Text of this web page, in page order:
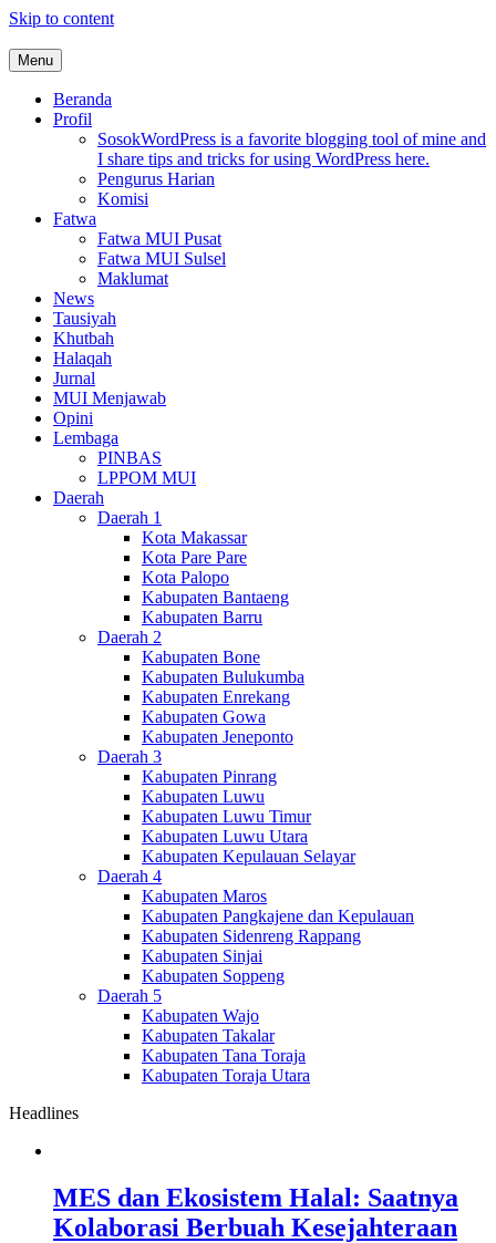
Skip to content
MUI Sulawesi Selatan
Khadimul Ummah wa Shadiqul Hukuuma
Menu
Beranda
Profil
SosokWordPress is a favorite blogging tool of mine and
I share tips and tricks for using WordPress here.
Pengurus Harian
Komisi
Fatwa
Fatwa MUI Pusat
Fatwa MUI Sulsel
Maklumat
News
Tausiyah
Khutbah
Halaqah
Jurnal
MUI Menjawab
Opini
Lembaga
PINBAS
LPPOM MUI
Daerah
Daerah 1
Kota Makassar
Kota Pare Pare
Kota Palopo
Kabupaten Bantaeng
Kabupaten Barru
Daerah 2
Kabupaten Bone
Kabupaten Bulukumba
Kabupaten Enrekang
Kabupaten Gowa
Kabupaten Jeneponto
Daerah 3
Kabupaten Pinrang
Kabupaten Luwu
Kabupaten Luwu Timur
Kabupaten Luwu Utara
Kabupaten Kepulauan Selayar
Daerah 4
Kabupaten Maros
Kabupaten Pangkajene dan Kepulauan
Kabupaten Sidenreng Rappang
Kabupaten Sinjai
Kabupaten Soppeng
Daerah 5
Kabupaten Wajo
Kabupaten Takalar
Kabupaten Tana Toraja
Kabupaten Toraja Utara
Headlines
MES dan Ekosistem Halal: Saatnya
Kolaborasi Berbuah Kesejahteraan